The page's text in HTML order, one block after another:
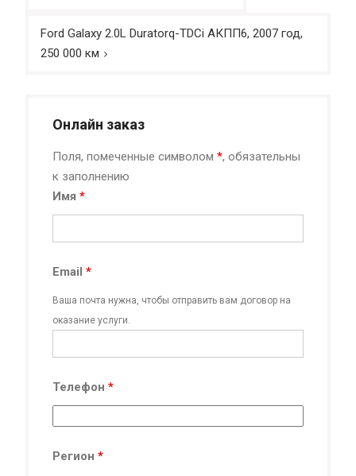
записям
Ford Galaxy 2.0L Duratorq-TDCi АКПП6, 2007 год,
250 000 км
Онлайн заказ
Поля, помеченные символом *, обязательны
к заполнению
Имя *
Email *
Ваша почта нужна, чтобы отправить вам договор на
оказание услуги.
Телефон *
Регион *